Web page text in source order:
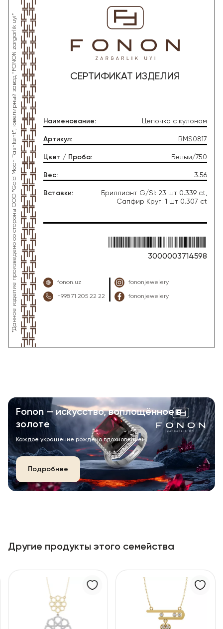
*Данное изделие произведено со стороны OOO “Gold Moon Tashkent”, ювелирный завод “FONON zargarlik uyi” СЕРТИФИКАТ ИЗДЕЛИЯ
Наименование: Цепочка с кулоном
Артикул: BMS0817
Цвет / Проба: Белый/750
Вес: 3.56
Вставки:
Бриллиант G/SI: 23 шт 0.339 ct,
Сапфир Круг: 1 шт 0.307 ct
3000003714598
fonon.uz
+998 71 205 22 22
fononjewelery
fononjewelery
Fonon — искусство, воплощённое в
золоте
Каждое украшение рождено вдохновением.
Подробнее
Другие продукты этого семейства